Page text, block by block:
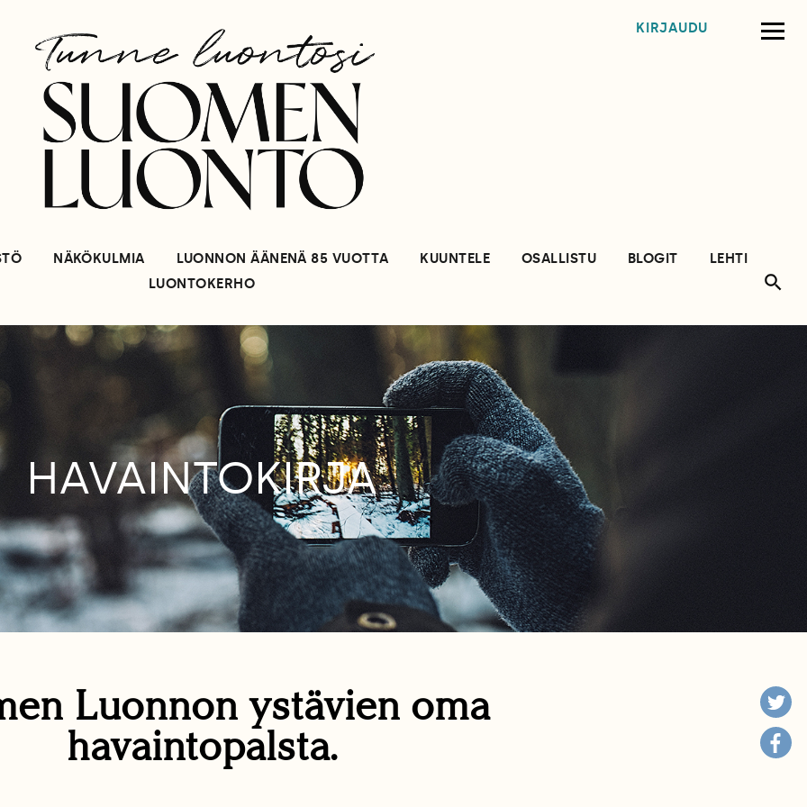
KIRJAUDU
NÄKÖKULMIA LUONNON ÄÄNENÄ 85 VUOTTA KUUNTELE OSALLISTU BLOGIT
LEHTI
LUONTOKERHO
HAVAINTOKIRJA
Luonnon ystävien oma
havaintopalsta.